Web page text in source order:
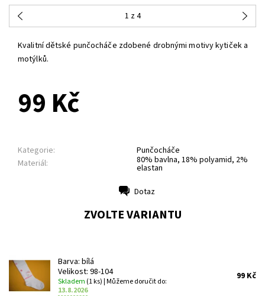
1 z 4
Kvalitní dětské punčocháče zdobené drobnými motivy kytiček a
motýlků.
99 Kč
Kategorie:
Punčocháče
Materiál:
80% bavlna, 18% polyamid, 2%
elastan
Dotaz
ZVOLTE VARIANTU
Barva: bílá
Velikost: 98-104
Skladem (1 ks)| Můžeme doručit do:
13.8.2026
99 Kč